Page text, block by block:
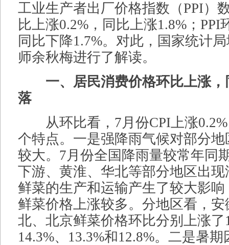
工业生产者出厂价格指数（PPI）
比上涨0.2%，同比上涨1.8%；PPI
同比下降1.7%。对此，国家统计
师余秋梅进行了解读。
一、居民消费价格环比上涨，
落
从环比看，7月份CPI上涨0.2%
个特点。一是强降雨气候对部分
较大。7月份全国降雨量较常年同
下游、黄淮、华北等部分地区出
鲜菜的生产和运输产生了较大影
鲜菜价格上涨较多。分地区看，
北、北京鲜菜价格环比分别上涨了
14.3%、13.3%和12.8%。二是暑